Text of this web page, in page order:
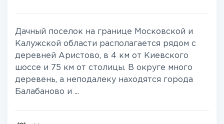
Дачный поселок на границе Московской и
Калужской области располагается рядом с
деревней Аристово, в 4 км от Киевского
шоссе и 75 км от столицы. В округе много
деревень, а неподалеку находятся города
Балабаново и ...